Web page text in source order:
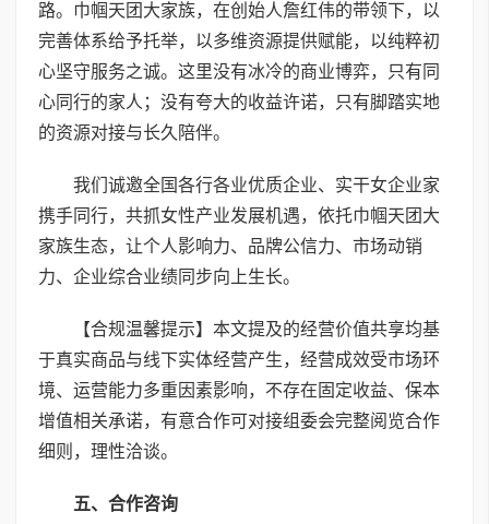
路。巾帼天团大家族，在创始人詹红伟的带领下，以
完善体系给予托举，以多维资源提供赋能，以纯粹初
心坚守服务之诚。这里没有冰冷的商业博弈，只有同
心同行的家人；没有夸大的收益许诺，只有脚踏实地
的资源对接与长久陪伴。
我们诚邀全国各行各业优质企业、实干女企业家
携手同行，共抓女性产业发展机遇，依托巾帼天团大
家族生态，让个人影响力、品牌公信力、市场动销
力、企业综合业绩同步向上生长。
【合规温馨提示】本文提及的经营价值共享均基
于真实商品与线下实体经营产生，经营成效受市场环
境、运营能力多重因素影响，不存在固定收益、保本
增值相关承诺，有意合作可对接组委会完整阅览合作
细则，理性洽谈。
五、 合作咨询